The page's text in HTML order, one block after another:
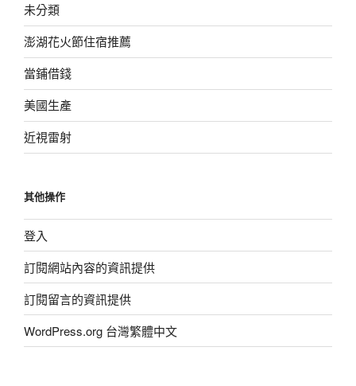
未分類
澎湖花火節住宿推薦
當鋪借錢
美國生產
近視雷射
其他操作
登入
訂閱網站內容的資訊提供
訂閱留言的資訊提供
WordPress.org 台灣繁體中文